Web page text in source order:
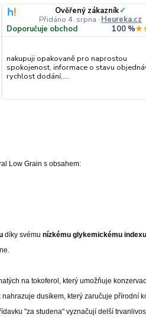
Ověřený zákazník✓
Přidáno 4. srpna · Heureka.cz
Doporučuje obchod 100 %
nakupuji opakovaně pro naprostou
spokojenost, informace o stavu
rychlost dodání,....
Low Grain s obsahem:
díky svému nízkému glykemickému indexu
na tokoferol, který umožňuje
dusíkem, který zaručuje přírodní
"za studena" vyznačují delší